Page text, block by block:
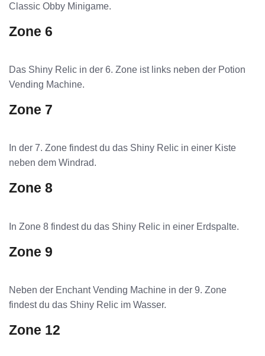
Classic Obby Minigame.
Zone 6
Das Shiny Relic in der 6. Zone ist links neben der Potion
Vending Machine.
Zone 7
In der 7. Zone findest du das Shiny Relic in einer Kiste
neben dem Windrad.
Zone 8
In Zone 8 findest du das Shiny Relic in einer Erdspalte.
Zone 9
Neben der Enchant Vending Machine in der 9. Zone
findest du das Shiny Relic im Wasser.
Zone 12